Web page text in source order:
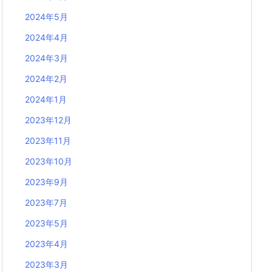
2024年5月
2024年4月
2024年3月
2024年2月
2024年1月
2023年12月
2023年11月
2023年10月
2023年9月
2023年7月
2023年5月
2023年4月
2023年3月